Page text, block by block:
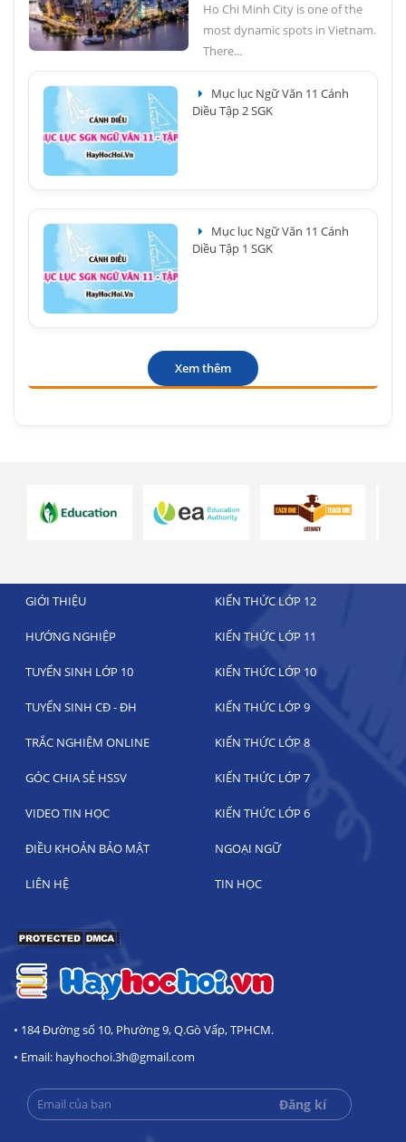
Ho Chi Minh City is one of the
most dynamic spots in Vietnam.
There...
Mục lục Ngữ Văn 11 Cánh
Diều Tập 2 SGK
Mục lục Ngữ Văn 11 Cánh
Diều Tập 1 SGK
Xem thêm
GIỚI THIỆU KIẾN THỨC LỚP 12
HƯỚNG NGHIỆP KIẾN THỨC LỚP 11
TUYỂN SINH LỚP 10 KIẾN THỨC LỚP 10
TUYỂN SINH CĐ - ĐH KIẾN THỨC LỚP 9
TRẮC NGHIỆM ONLINE KIẾN THỨC LỚP 8
GÓC CHIA SẺ HSSV KIẾN THỨC LỚP 7
VIDEO TIN HỌC KIẾN THỨC LỚP 6
ĐIỀU KHOẢN BẢO MẬT NGOẠI NGỮ
LIÊN HỆ TIN HỌC
• 184 Đường số 10, Phường 9, Q.Gò Vấp, TPHCM.
• Email: hayhochoi.3h@gmail.com